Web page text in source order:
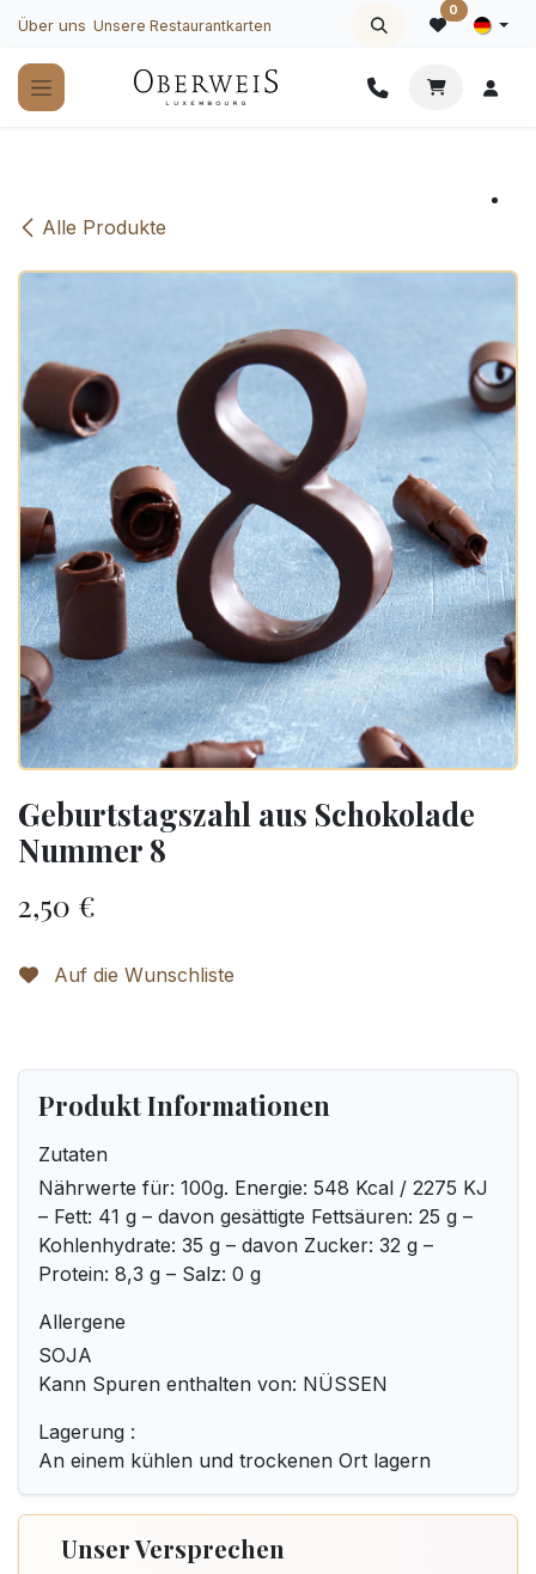
Zum Inhalt springen
Über uns Unsere Restaurantkarten
0
Alle Produkte
Geburtstagszahl aus Schokolade
Nummer 8
2,50 €
Auf die Wunschliste
Produkt Informationen
Zutaten
Nährwerte für: 100g. Energie: 548 Kcal / 2275 KJ
– Fett: 41 g – davon gesättigte Fettsäuren: 25 g –
Kohlenhydrate: 35 g – davon Zucker: 32 g –
Protein: 8,3 g – Salz: 0 g
Allergene
SOJA
Kann Spuren enthalten von: NÜSSEN
Lagerung :
An einem kühlen und trockenen Ort lagern
Unser Versprechen